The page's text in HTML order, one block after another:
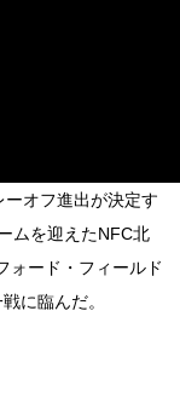
オフ進出が決定す
ムを迎えたNFC北
ォード・フィールド
に臨んだ。